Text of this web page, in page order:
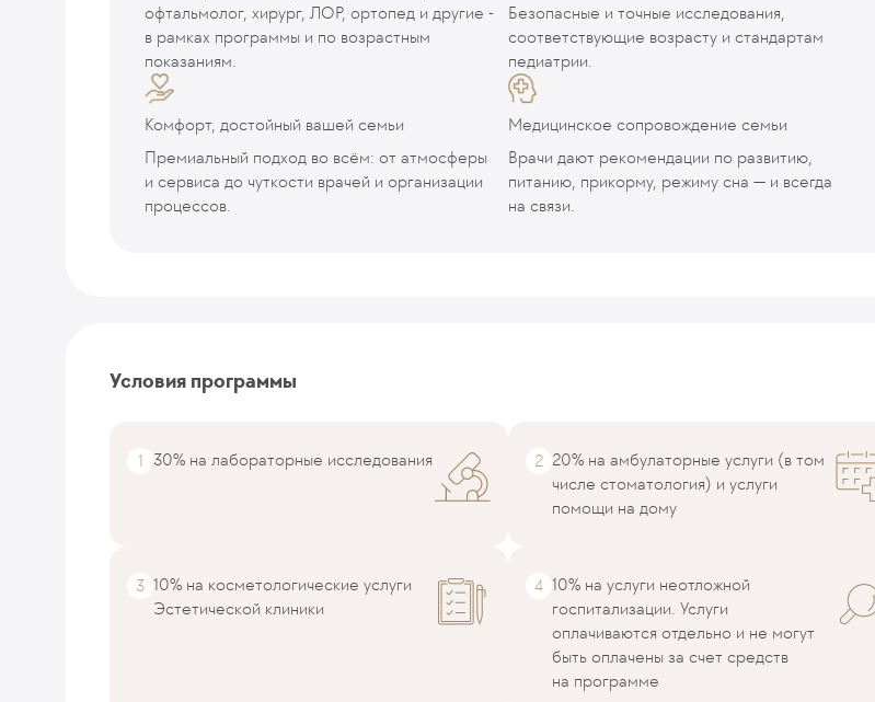
офтальмолог, хирург, ЛОР, ортопед и другие -
в рамках программы и по возрастным
показаниям.
Безопасные и точные исследования,
соответствующие возрасту и стандартам
педиатрии.
Комфорт, достойный вашей семьи
Премиальный подход во всём: от атмосферы
и сервиса до чуткости врачей и организации
процессов.
Медицинское сопровождение семьи
Врачи дают рекомендации по развитию,
питанию, прикорму, режиму сна — и всегда
на связи.
Условия программы
30% на лабораторные исследования
20% на амбулаторные услуги (в том
числе стоматология) и услуги
помощи на дому
10% на косметологические услуги
Эстетической клиники
10% на услуги неотложной
госпитализации. Услуги
оплачиваются отдельно и не могут
быть оплачены за счет средств
на программе